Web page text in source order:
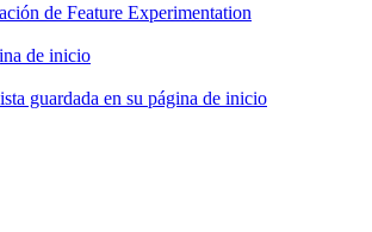
de Feature Experimentation
de inicio
guardada en su página de inicio